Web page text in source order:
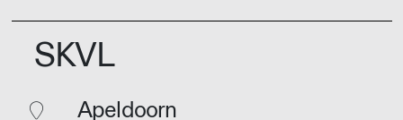
SKVL
Apeldoorn